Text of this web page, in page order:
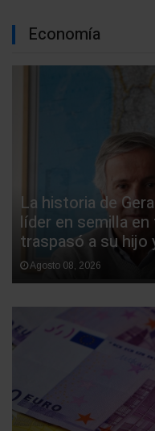
Economía
La historia de
líder en semilla
traspasó a su hijo
Agosto 08, 2026